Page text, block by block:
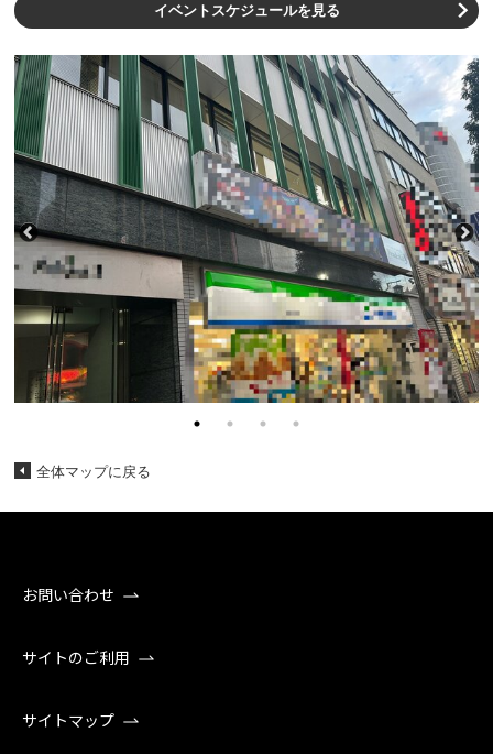
イベントスケジュールを見る
全体マップに戻る
お問い合わせ
サイトのご利用
サイトマップ